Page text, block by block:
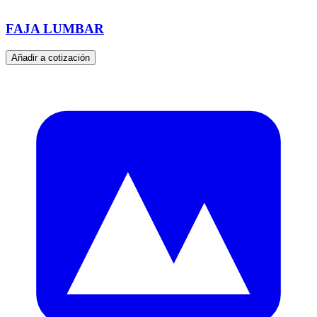
FAJA LUMBAR
Añadir a cotización